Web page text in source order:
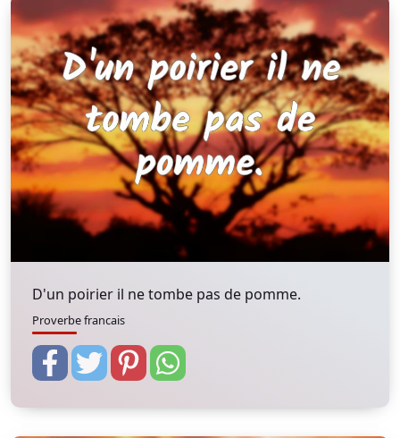
D'un poirier il ne tombe pas de pomme.
Proverbe francais